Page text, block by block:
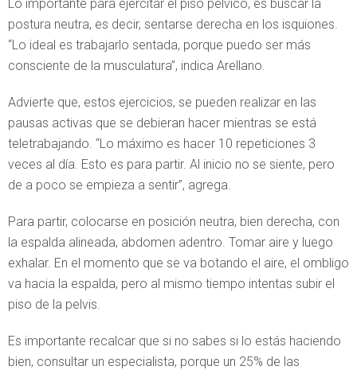
Lo importante para ejercitar el piso pélvico, es buscar la
postura neutra, es decir, sentarse derecha en los isquiones.
“Lo ideal es trabajarlo sentada, porque puedo ser más
consciente de la musculatura”, indica Arellano.
Advierte que, estos ejercicios, se pueden realizar en las
pausas activas que se debieran hacer mientras se está
teletrabajando. “Lo máximo es hacer 10 repeticiones 3
veces al día. Esto es para partir. Al inicio no se siente, pero
de a poco se empieza a sentir”, agrega.
Para partir, colocarse en posición neutra, bien derecha, con
la espalda alineada, abdomen adentro. Tomar aire y luego
exhalar. En el momento que se va botando el aire, el ombligo
va hacia la espalda, pero al mismo tiempo intentas subir el
piso de la pelvis.
Es importante recalcar que si no sabes si lo estás haciendo
bien, consultar un especialista, porque un 25% de las